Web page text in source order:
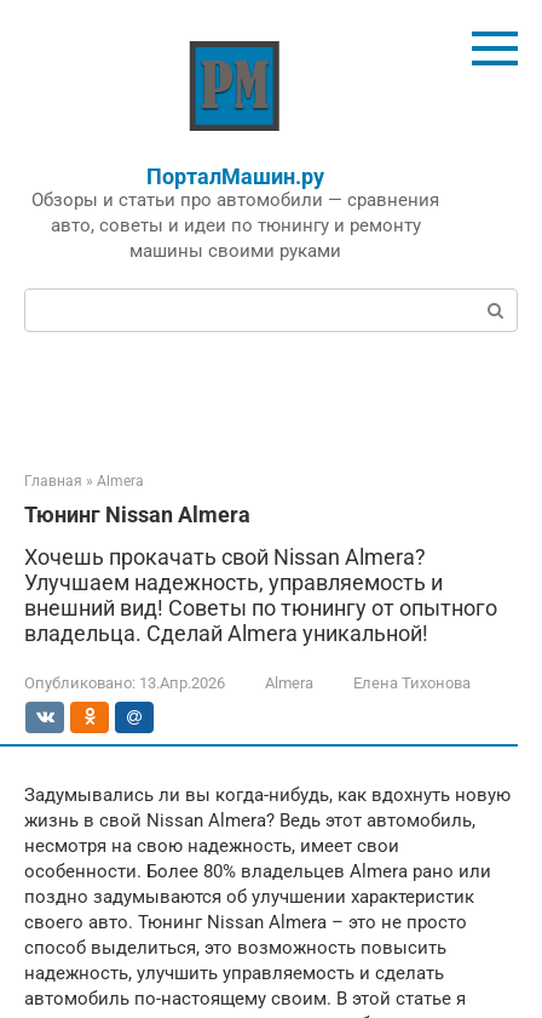
ПорталМашин.ру
Обзоры и статьи про автомобили — сравнения
авто, советы и идеи по тюнингу и ремонту
машины своими руками
Поиск:
Главная » Almera
Тюнинг Nissan Almera
Хочешь прокачать свой Nissan Almera?
Улучшаем надежность, управляемость и
внешний вид! Советы по тюнингу от опытного
владельца. Сделай Almera уникальной!
Опубликовано: 13.Апр.2026 Almera Елена Тихонова
Задумывались ли вы когда-нибудь, как вдохнуть новую
жизнь в свой Nissan Almera? Ведь этот автомобиль,
несмотря на свою надежность, имеет свои
особенности. Более 80% владельцев Almera рано или
поздно задумываются об улучшении характеристик
своего авто. Тюнинг Nissan Almera – это не просто
способ выделиться, это возможность повысить
надежность, улучшить управляемость и сделать
автомобиль по-настоящему своим. В этой статье я